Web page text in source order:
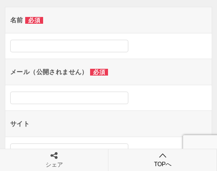
ー
シ
ン
名前 必須
メール（公開されません） 必須
サイト
シェア TOPへ